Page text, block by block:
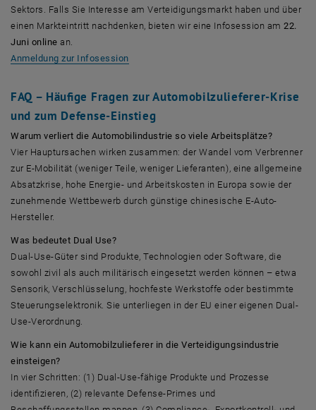
Sektors. Falls Sie Interesse am Verteidigungsmarkt haben und über
einen Markteintritt nachdenken, bieten wir eine Infosession am22.
Juni online an.
Anmeldung zur Infosession
FAQ – Häufige Fragen zur Automobilzulieferer-Krise
und zum Defense-Einstieg
Warum verliert die Automobilindustrie so viele Arbeitsplätze?
Vier Hauptursachen wirken zusammen: der Wandel vom Verbrenner
zur E-Mobilität (weniger Teile, weniger Lieferanten), eine allgemeine
Absatzkrise, hohe Energie- und Arbeitskosten in Europa sowie der
zunehmende Wettbewerb durch günstige chinesische E-Auto-
Hersteller.
Was bedeutet Dual Use?
Dual-Use-Güter sind Produkte, Technologien oder Software, die
sowohl zivil als auch militärisch eingesetzt werden können – etwa
Sensorik, Verschlüsselung, hochfeste Werkstoffe oder bestimmte
Steuerungselektronik. Sie unterliegen in der EU einer eigenen Dual-
Use-Verordnung.
Wie kann ein Automobilzulieferer in die Verteidigungsindustrie
einsteigen?
In vier Schritten: (1) Dual-Use-fähige Produkte und Prozesse
identifizieren, (2) relevante Defense-Primes und